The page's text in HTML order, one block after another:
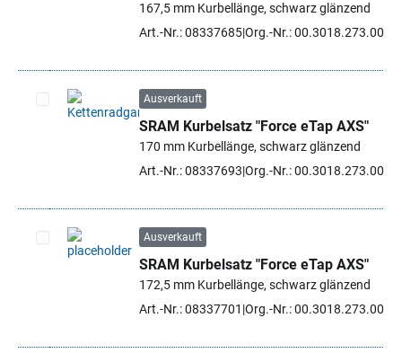
167,5 mm Kurbellänge, schwarz glänzend
Art.-Nr.: 08337685Org.-Nr.: 00.3018.273.007
Artikel auswählen
Ausverkauft
SRAM Kurbelsatz "Force eTap AXS"
170 mm Kurbellänge, schwarz glänzend
Art.-Nr.: 08337693 Org.-Nr.: 00.3018.273.008
Artikel auswählen
Ausverkauft
SRAM Kurbelsatz "Force eTap AXS"
172,5 mm Kurbellänge, schwarz glänzend
Art.-Nr.: 08337701 Org.-Nr.: 00.3018.273.009